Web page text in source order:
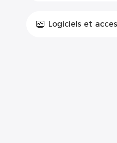
Logiciels et